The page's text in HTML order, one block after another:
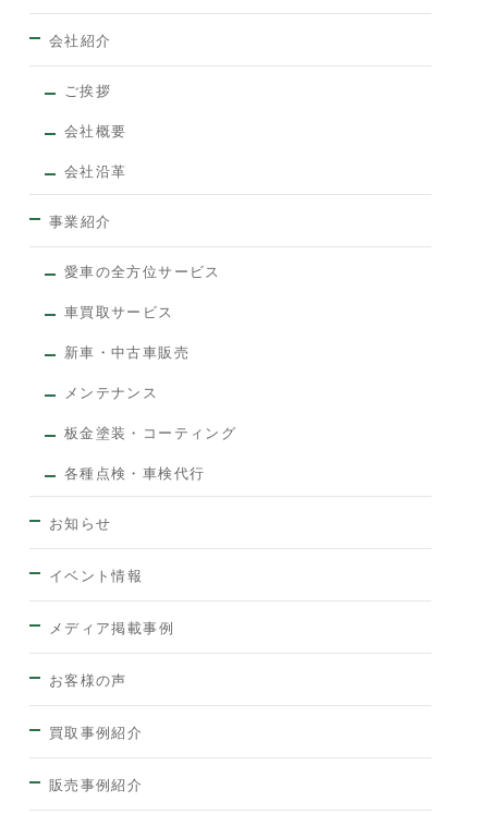
会社紹介
ご挨拶
会社概要
会社沿革
事業紹介
愛車の全方位サービス
車買取サービス
新車・中古車販売
メンテナンス
板金塗装・コーティング
各種点検・車検代行
お知らせ
イベント情報
メディア掲載事例
お客様の声
買取事例紹介
販売事例紹介